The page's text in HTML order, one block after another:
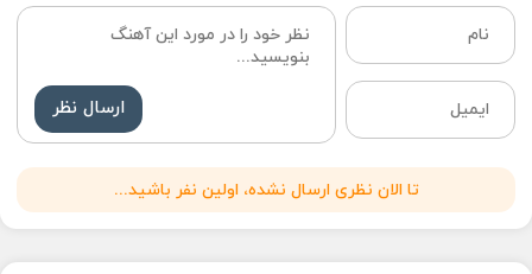
ارسال نظر
تا الان نظری ارسال نشده، اولین نفر باشید...